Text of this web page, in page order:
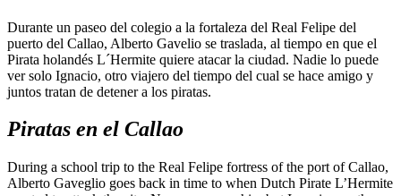
Durante un paseo del colegio a la fortaleza del Real Felipe del
puerto del Callao, Alberto Gavelio se traslada, al tiempo en que el
Pirata holandés L´Hermite quiere atacar la ciudad. Nadie lo puede
ver solo Ignacio, otro viajero del tiempo del cual se hace amigo y
juntos tratan de detener a los piratas.
Piratas en el Callao
During a school trip to the Real Felipe fortress of the port of Callao,
Alberto Gaveglio goes back in time to when Dutch Pirate L’Hermite